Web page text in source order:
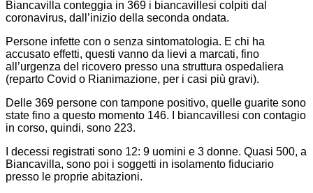
Biancavilla conteggia in 369 i biancavillesi colpiti dal
coronavirus, dall’inizio della seconda ondata.
Persone infette con o senza sintomatologia. E chi ha
accusato effetti, questi vanno da lievi a marcati, fino
all’urgenza del ricovero presso una struttura ospedaliera
(reparto Covid o Rianimazione, per i casi più gravi).
Delle 369 persone con tampone positivo, quelle guarite sono
state fino a questo momento 146. I biancavillesi con contagio
in corso, quindi, sono 223.
I decessi registrati sono 12: 9 uomini e 3 donne. Quasi 500, a
Biancavilla, sono poi i soggetti in isolamento fiduciario
presso le proprie abitazioni.